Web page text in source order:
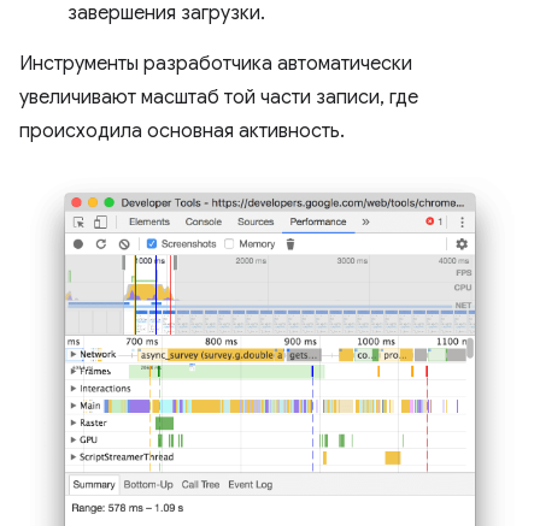
завершения загрузки.
Инструменты разработчика автоматически
увеличивают масштаб той части записи, где
происходила основная активность.